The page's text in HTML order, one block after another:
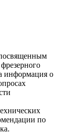
информация о
по